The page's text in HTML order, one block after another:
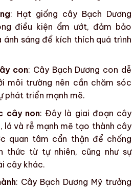
: Hạt giống cây Bạch Dương
điều kiện ẩm ướt, đảm bảo
ánh sáng để kích thích quá trình
con: Cây Bạch Dương con dễ
môi trường nên cần chăm sóc
phát triển mạnh mẽ.
cây non: Đây là giai đoạn cây
lá và rễ mạnh mẽ tạo thành cây
quan tâm cẩn thận để chống
thức từ tự nhiên, cũng như sự
cây khác.
: Cây Bạch Dương Mỹtrưởng